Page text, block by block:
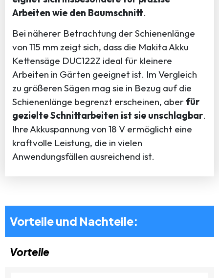
Arbeiten wie den Baumschnitt.
Bei näherer Betrachtung der Schienenlänge
von 115 mm zeigt sich, dass die Makita Akku
Kettensäge DUC122Z ideal für kleinere
Arbeiten in Gärten geeignet ist. Im Vergleich
zu größeren Sägen mag sie in Bezug auf die
Schienenlänge begrenzt erscheinen, aber für
gezielte Schnittarbeiten ist sie unschlagbar.
Ihre Akkuspannung von 18 V ermöglicht eine
kraftvolle Leistung, die in vielen
Anwendungsfällen ausreichend ist.
Vorteile und Nachteile:
Vorteile